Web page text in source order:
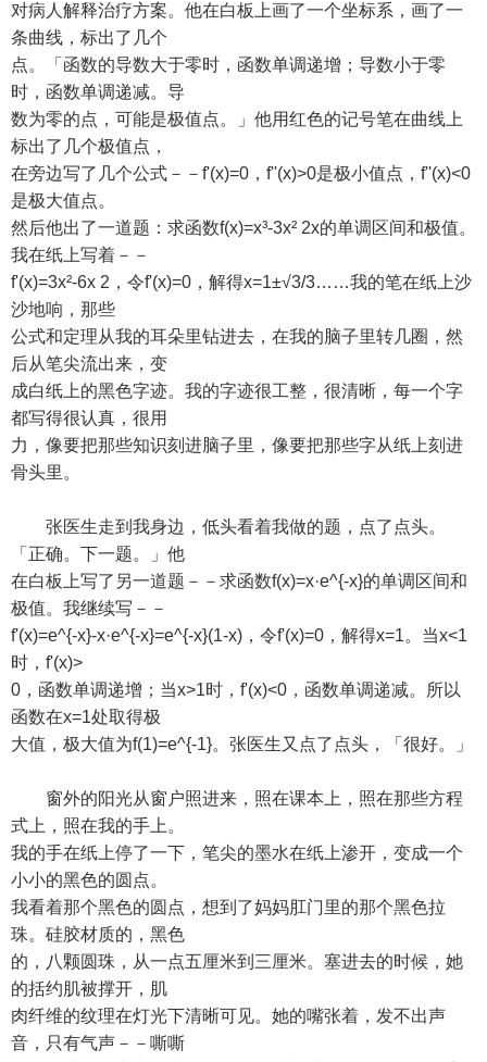
对病人解释治疗方案。他在白板上画了一个坐标系，画了一
条曲线，标出了几个
点。「函数的导数大于零时，函数单调递增；导数小于零
时，函数单调递减。导
数为零的点，可能是极值点。」他用红色的记号笔在曲线上
标出了几个极值点，
在旁边写了几个公式－－f'(x)=0，f''(x)>0是极小值点，f''(x)<0
是极大值点。
然后他出了一道题：求函数f(x)=x³-3x² 2x的单调区间和极值。
我在纸上写着－－
f'(x)=3x²-6x 2，令f'(x)=0，解得x=1±√3/3……我的笔在纸上沙
沙地响，那些
公式和定理从我的耳朵里钻进去，在我的脑子里转几圈，然
后从笔尖流出来，变
成白纸上的黑色字迹。我的字迹很工整，很清晰，每一个字
都写得很认真，很用
力，像要把那些知识刻进脑子里，像要把那些字从纸上刻进
骨头里。
张医生走到我身边，低头看着我做的题，点了点头。
「正确。下一题。」他
在白板上写了另一道题－－求函数f(x)=x·e^{-x}的单调区间和
极值。我继续写－－
f'(x)=e^{-x}-x·e^{-x}=e^{-x}(1-x)，令f'(x)=0，解得x=1。当x<1
时，f'(x)>
0，函数单调递增；当x>1时，f'(x)<0，函数单调递减。所以
函数在x=1处取得极
大值，极大值为f(1)=e^{-1}。张医生又点了点头，「很好。」
窗外的阳光从窗户照进来，照在课本上，照在那些方程
式上，照在我的手上。
我的手在纸上停了一下，笔尖的墨水在纸上渗开，变成一个
小小的黑色的圆点。
我看着那个黑色的圆点，想到了妈妈肛门里的那个黑色拉
珠。硅胶材质的，黑色
的，八颗圆珠，从一点五厘米到三厘米。塞进去的时候，她
的括约肌被撑开，肌
肉纤维的纹理在灯光下清晰可见。她的嘴张着，发不出声
音，只有气声－－嘶嘶